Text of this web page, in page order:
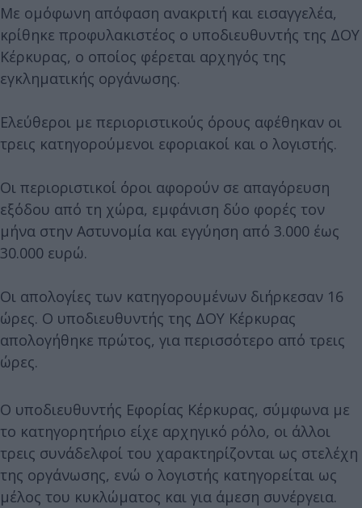
Με ομόφωνη απόφαση ανακριτή και εισαγγελέα,
κρίθηκε προφυλακιστέος ο υποδιευθυντής της ΔΟΥ
Κέρκυρας, ο οποίος φέρεται αρχηγός της
εγκληματικής οργάνωσης.
Ελεύθεροι με περιοριστικούς όρους αφέθηκαν οι
τρεις κατηγορούμενοι εφοριακοί και ο λογιστής.
Οι περιοριστικοί όροι αφορούν σε απαγόρευση
εξόδου από τη χώρα, εμφάνιση δύο φορές τον
μήνα στην Αστυνομία και εγγύηση από 3.000 έως
30.000 ευρώ.
Οι απολογίες των κατηγορουμένων διήρκεσαν 16
ώρες. Ο υποδιευθυντής της ΔΟΥ Κέρκυρας
απολογήθηκε πρώτος, για περισσότερο από τρεις
ώρες.
Ο υποδιευθυντής Εφορίας Κέρκυρας, σύμφωνα με
το κατηγορητήριο είχε αρχηγικό ρόλο, οι άλλοι
τρεις συνάδελφοί του χαρακτηρίζονται ως στελέχη
της οργάνωσης, ενώ ο λογιστής κατηγορείται ως
μέλος του κυκλώματος και για άμεση συνέργεια.